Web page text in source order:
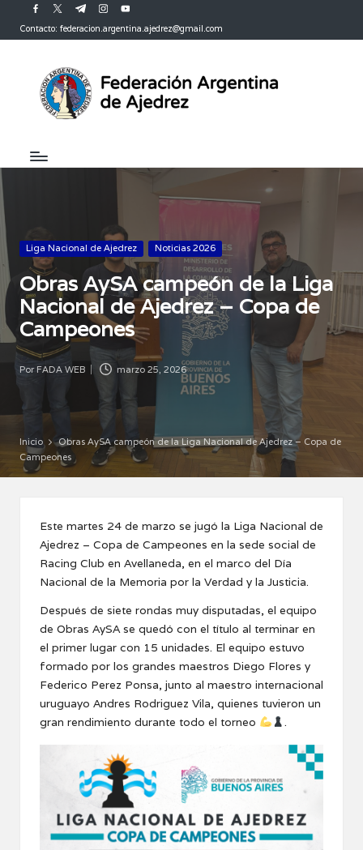
Saltar
contenido
facebook.com
twitter.com
t.me instagram.com
youtube.com
Contacto: federacion.argentina.ajedrez@gmail.com
Publicada
Liga Nacional de Ajedrez Noticias 2026
Obras AySA campeón de la Liga
Nacional de Ajedrez – Copa de
Campeones
Publicado
Por FADA WEB marzo 25, 2026
Inicio
Obras AySA campeón de la Liga Nacional de Ajedrez – Copa de
Campeones
Este martes 24 de marzo se jugó la Liga Nacional de
Ajedrez – Copa de Campeones en la sede social de
Racing Club en Avellaneda, en el marco del Día
Nacional de la Memoria por la Verdad y la Justicia.
Después de siete rondas muy disputadas, el equipo
de Obras AySA se quedó con el título al terminar en
el primer lugar con 15 unidades. El equipo estuvo
formado por los grandes maestros Diego Flores y
Federico Perez Ponsa, junto al maestro internacional
uruguayo Andres Rodriguez Vila, quienes tuvieron un
gran rendimiento durante todo el torneo
.